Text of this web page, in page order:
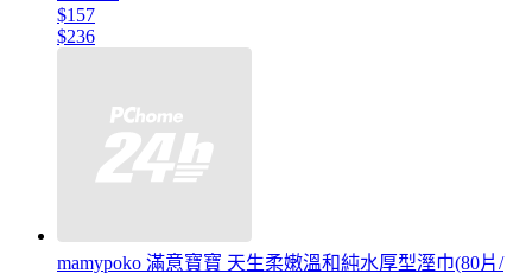
$157
$236
mamypoko 滿意寶寶 天生柔嫩溫和純水厚型溼巾(80片/